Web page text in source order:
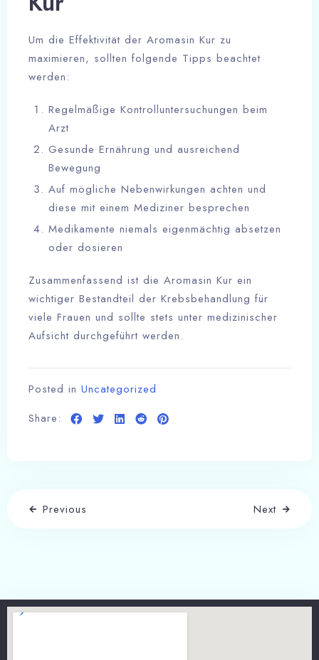
Um die Effektivität der Aromasin Kur zu
maximieren, sollten folgende Tipps beachtet
werden:
Regelmäßige Kontrolluntersuchungen beim
Arzt
Gesunde Ernährung und ausreichend
Bewegung
Auf mögliche Nebenwirkungen achten und
diese mit einem Mediziner besprechen
Medikamente niemals eigenmächtig absetzen
oder dosieren
Zusammenfassend ist die Aromasin Kur ein
wichtiger Bestandteil der Krebsbehandlung für
viele Frauen und sollte stets unter medizinischer
Aufsicht durchgeführt werden.
Posted in Uncategorized
Share:
Previous Next